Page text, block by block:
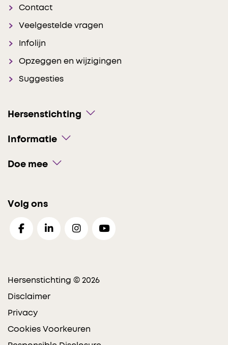
Contact
Veelgestelde vragen
Infolijn
Opzeggen en wijzigingen
Suggesties
Hersenstichting
Informatie
Doe mee
Volg ons
Hersenstichting © 2026
Disclaimer
Privacy
Cookies Voorkeuren